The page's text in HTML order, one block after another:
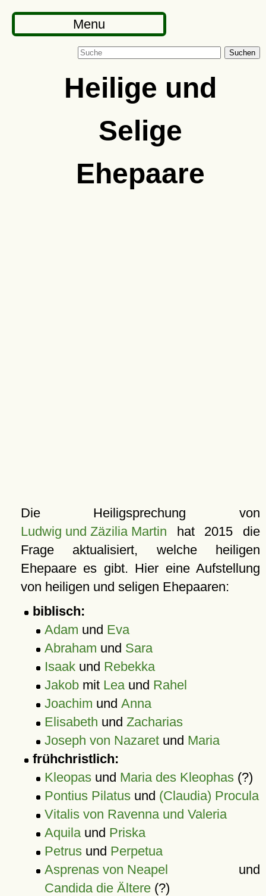
Menu
Suchen
Heilige und
Selige
Ehepaare
Die Heiligsprechung von
Ludwig und Zäzilia Martin hat 2015 die
Frage aktualisiert, welche heiligen
Ehepaare es gibt. Hier eine Aufstellung
von heiligen und seligen Ehepaaren:
biblisch:
Adam und Eva
Abraham und Sara
Isaakund Rebekka
Jakobmit Leaund Rahel
Joachim und Anna
Elisabeth und Zacharias
Joseph von Nazaretund Maria
frühchristlich:
Kleopasund Maria des Kleophas(?)
Pontius Pilatusund (Claudia) Procula
Vitalis von Ravenna und Valeria
Aquilaund Priska
Petrusund Perpetua
Asprenas von Neapel und
Candida die Ältere(?)